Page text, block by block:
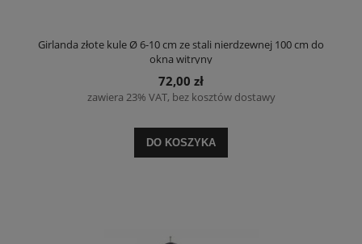
Girlanda złote kule Ø 6-10 cm ze stali nierdzewnej 100 cm do
okna witryny
72,00 zł
zawiera 23% VAT, bez kosztów dostawy
DO KOSZYKA